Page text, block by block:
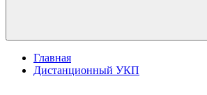
Главная
Дистанционный УКП